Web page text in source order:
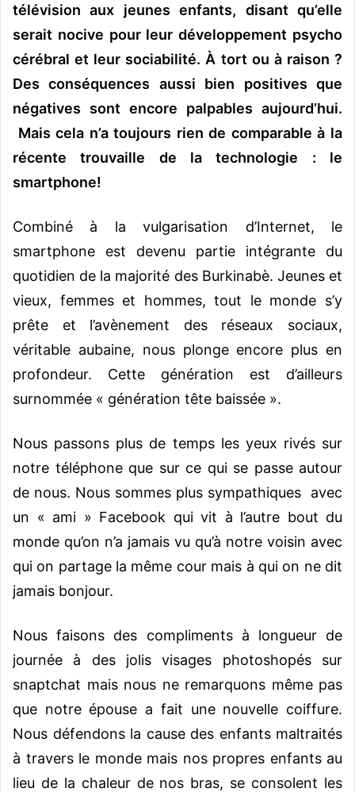
télévision aux jeunes enfants, disant qu’elle
serait nocive pour leur développement psycho
cérébral et leur sociabilité. À tort ou à raison ?
Des conséquences aussi bien positives que
négatives sont encore palpables aujourd’hui.
Mais cela n’a toujours rien de comparable à la
récente trouvaille de la technologie : le
smartphone!
Combiné à la vulgarisation d’Internet, le
smartphone est devenu partie intégrante du
quotidien de la majorité des Burkinabè. Jeunes et
vieux, femmes et hommes, tout le monde s’y
prête et l’avènement des réseaux sociaux,
véritable aubaine, nous plonge encore plus en
profondeur. Cette génération est d’ailleurs
surnommée « génération tête baissée ».
Nous passons plus de temps les yeux rivés sur
notre téléphone que sur ce qui se passe autour
de nous. Nous sommes plus sympathiques avec
un « ami » Facebook qui vit à l’autre bout du
monde qu’on n’a jamais vu qu’à notre voisin avec
qui on partage la même cour mais à qui on ne dit
jamais bonjour.
Nous faisons des compliments à longueur de
journée à des jolis visages photoshopés sur
snaptchat mais nous ne remarquons même pas
que notre épouse a fait une nouvelle coiffure.
Nous défendons la cause des enfants maltraités
à travers le monde mais nos propres enfants au
lieu de la chaleur de nos bras, se consolent les